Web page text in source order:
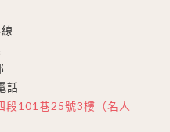
話
段101巷25號3樓（名人